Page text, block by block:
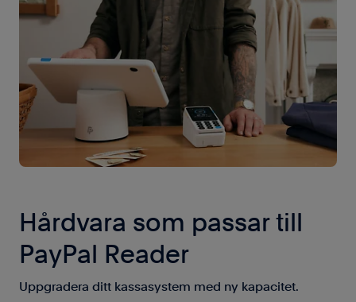
Hårdvara som passar till
PayPal Reader
Uppgradera ditt kassasystem med ny kapacitet.